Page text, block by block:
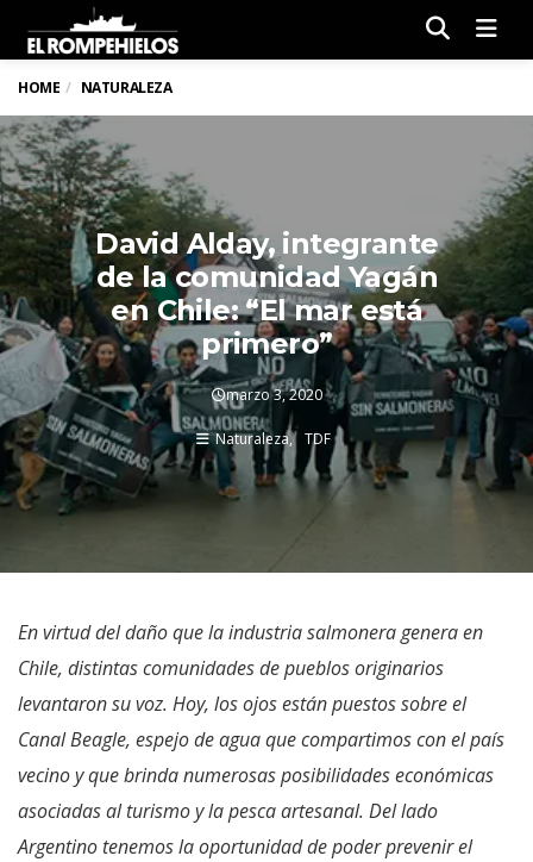
HOME NATURALEZA
David Alday, integrante
de la comunidad Yagán
en Chile: “El mar está
primero”
marzo 3, 2020
Naturaleza TDF
En virtud del daño que la industria salmonera genera en
Chile, distintas comunidades de pueblos originarios
levantaron su voz. Hoy, los ojos están puestos sobre el
Canal Beagle, espejo de agua que compartimos con el país
vecino y que brinda numerosas posibilidades económicas
asociadas al turismo y la pesca artesanal. Del lado
Argentino tenemos la oportunidad de poder prevenir el